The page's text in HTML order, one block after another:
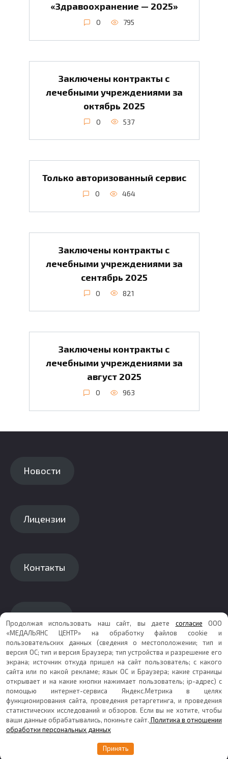
«Здравоохранение — 2025»
0 795
Заключены контракты с
лечебными учреждениями за
октябрь 2025
0 537
Только авторизованный сервис
0 464
Заключены контракты с
лечебными учреждениями за
сентябрь 2025
0 821
Заключены контракты с
лечебными учреждениями за
август 2025
0 963
Новости
Лицензии
Контакты
Каталог
Карта сайта
© 2026 Копирование информации только с
разрешения правообладателя ООО МедАльянс Центр
Политика в отношении обработки персональных
Согласие на обработку персональных данных
Продолжая использовать наш сайт, вы даете согласие ООО
«МЕДАЛЬЯНС ЦЕНТР» на обработку файлов cookie и
пользовательских данных (сведения о местоположении; тип и
версия ОС; тип и версия Браузера; тип устройства и разрешение его
экрана; источник откуда пришел на сайт пользователь; с какого
сайта или по какой рекламе; язык ОС и Браузера; какие страницы
открывает и на какие кнопки нажимает пользователь; ip-адрес) с
помощью интернет-сервиса Яндекс.Метрика в целях
функционирования сайта, проведения ретаргетинга, и проведения
статистических исследований и обзоров. Если вы не хотите, чтобы
ваши данные обрабатывались, покиньте сайт. Политика в отношении
обработки персональных данных
Принять